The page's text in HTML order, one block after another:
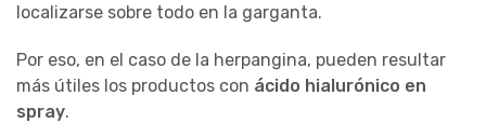
localizarse sobre todo en la garganta.
Por eso, en el caso de la herpangina, pueden resultar
más útiles los productos con ácido hialurónico en
spray.